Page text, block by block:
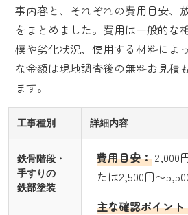
事内容と、それぞれの費用目安、
をまとめました。費用は一般的な
模や劣化状況、使用する材料によ
な金額は現地調査後の無料お見積
ます。
工事種別 詳細内容
鉄骨階段・
手すりの
鉄部塗装
費用目安： 2,000
たは2,500円〜
主な確認ポイント